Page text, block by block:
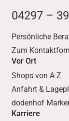
04297 –
Persönliche
Zum
Vor Ort
Shops von A-Z
Anfahrt &
dodenhof
Karriere